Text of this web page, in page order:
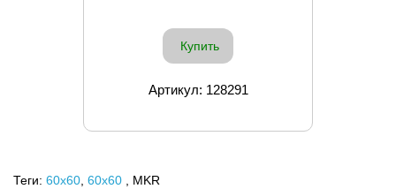
Купить
Артикул: 128291
Теги: 60x60 60х60 , MKR